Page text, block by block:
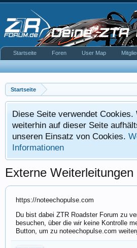
Startseite
Diese Seite verwendet Cookies.
weiterhin auf dieser Seite
unseren Einsatz von Cookies.
Informationen
Externe Weiterleitungen
https://noteechopulse.com
Du bist dabei ZTR Roadster Forum zu
besuchen, über die wir keine Kontrolle
Button, um zu noteechopulse.com
Startseite Foren User Map